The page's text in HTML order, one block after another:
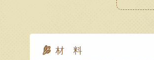
材 料